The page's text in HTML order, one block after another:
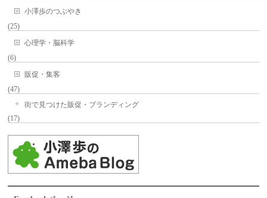
小澤歩のつぶやき
(25)
心理学・脳科学
(6)
販促・集客
(47)
街で見つけた販促・ブランディング
(17)